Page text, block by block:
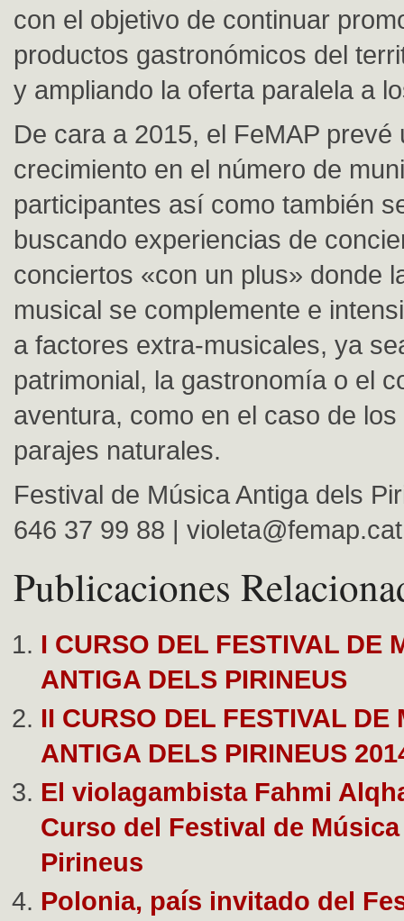
con el objetivo de continuar
productos gastronómicos del
y ampliando la oferta paralela a
De cara a 2015, el FeMAP prevé
crecimiento en el número de
participantes así como también
buscando experiencias de
conciertos «con un plus» donde
musical se complemente e
a factores extra-musicales, ya
patrimonial, la gastronomía o el
aventura, como en el caso de
parajes naturales.
Festival de Música Antiga dels
646 37 99 88 | violeta@femap.cat
Publicaciones
I CURSO DEL FESTIVAL DE
ANTIGA DELS PIRINEUS
II CURSO DEL FESTIVAL DE
ANTIGA DELS PIRINEUS
El violagambista Fahmi
Curso del Festival de
Pirineus
Polonia, país invitado del